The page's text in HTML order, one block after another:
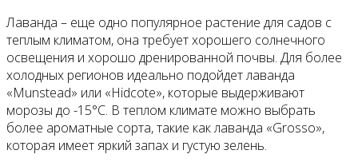
Лаванда – еще одно популярное растение для садов с
теплым климатом, она требует хорошего солнечного
освещения и хорошо дренированной почвы. Для более
холодных регионов идеально подойдет лаванда
«Munstead» или «Hidcote», которые выдерживают
морозы до -15°C. В теплом климате можно выбрать
более ароматные сорта, такие как лаванда «Grosso»,
которая имеет яркий запах и густую зелень.